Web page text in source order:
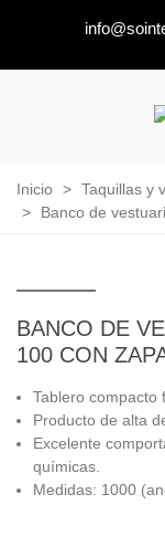
Inicio > Taquillas y
>
Banco de
BANCO DE
100 CON
Tablero
Producto de alta
Excelente
químicas.
Medidas: 1000